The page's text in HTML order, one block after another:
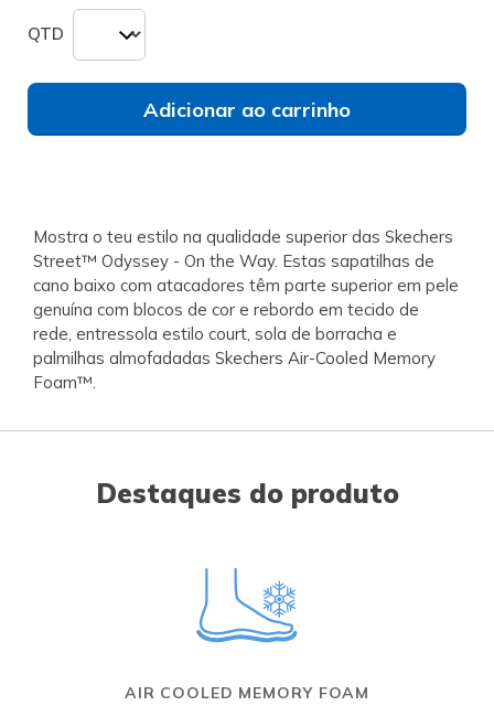
QTD
Adicionar ao carrinho
Mostra o teu estilo na qualidade superior das Skechers
Street™ Odyssey - On the Way. Estas sapatilhas de
cano baixo com atacadores têm parte superior em pele
genuína com blocos de cor e rebordo em tecido de
rede, entressola estilo court, sola de borracha e
palmilhas almofadadas Skechers Air-Cooled Memory
Foam™.
Destaques do produto
AIR COOLED MEMORY FOAM